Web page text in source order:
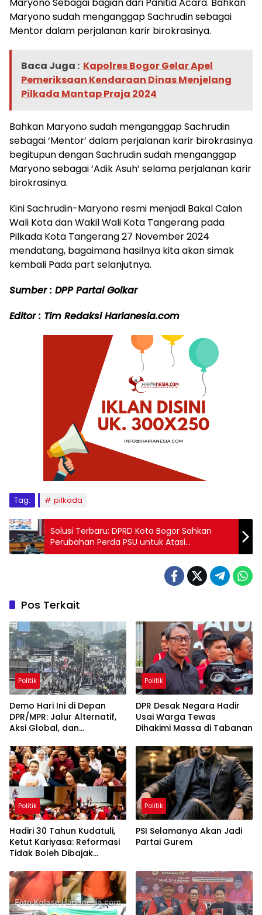
Maryono sudah menganggap Sachrudin sebagai
Mentor dalam perjalanan karir birokrasinya.
Baca Juga : Kapolres Bogor Gelar Apel
Pemeriksaan Kendaraan Dinas Menjelang
Pilkada Mantap Praja 2024
Bahkan Maryono sudah menganggap Sachrudin
sebagai ‘Mentor’ dalam perjalanan karir birokrasinya
begitupun dengan Sachrudin sudah menganggap
Maryono sebagai ‘Adik Asuh’ selama perjalanan karir
birokrasinya.
Kini Sachrudin-Maryono resmi menjadi Bakal Calon
Wali Kota dan Wakil Wali Kota Tangerang pada
Pilkada Kota Tangerang 27 November 2024
mendatang, bagaimana hasilnya kita akan simak
kembali Pada part selanjutnya.
Sumber : DPP Partai Golkar
Editor : Tim Redaksi Harianesia.com
Tag: pilkada
Solusi Terbaru: DPRD Kota Bogor Sahkan
Perubahan Perda PSU untuk Atasi
Permasalahan
Pos Terkait
Politik
Demo Hari Ini di Depan
DPR/MPR: Jalur Alternatif,
Aksi Global, dan
Agustus 2026
Politik
DPR Desak Negara Hadir
Usai Warga Tewas
Dihakimi Massa di Tabanan
Politik
Hadiri 30 Tahun Kudatuli,
Ketut Kariyasa: Reformasi
Tidak Boleh Dibajak
Politik
PSI Selamanya Akan Jadi
Partai Gurem